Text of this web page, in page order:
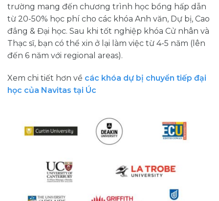
trường mang đến chương trình học bổng hấp dẫn
từ 20-50% học phí cho các khóa Anh văn, Dự bị, Cao
đẳng & Đại học. Sau khi tốt nghiệp khóa Cử nhân và
Thạc sĩ, bạn có thể xin ở lại làm việc từ 4-5 năm (lên
đến 6 năm với regional areas).
Xem chi tiết hơn về các khóa dự bị chuyển tiếp đại
học của Navitas tại Úc